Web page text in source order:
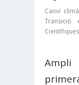
Canvi
Transició